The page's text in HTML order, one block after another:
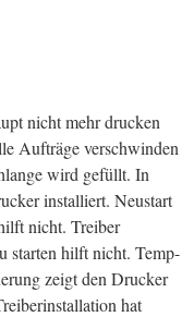
nicht mehr drucken
Aufträge verschwinden
wird gefüllt. In
installiert. Neustart
nicht. Treiber
starten hilft nicht. Temp-
zeigt den Drucker
hat